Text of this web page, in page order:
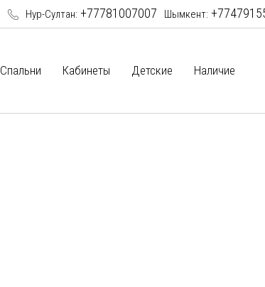
Нур-Султан: +77781007007 Шымкент:
Спальни Кабинеты Детские Наличие